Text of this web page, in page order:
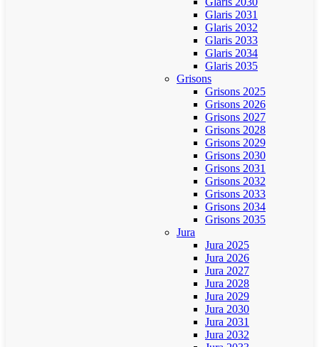
Glaris 2031
Glaris 2032
Glaris 2033
Glaris 2034
Glaris 2035
Grisons
Grisons 2025
Grisons 2026
Grisons 2027
Grisons 2028
Grisons 2029
Grisons 2030
Grisons 2031
Grisons 2032
Grisons 2033
Grisons 2034
Grisons 2035
Jura
Jura 2025
Jura 2026
Jura 2027
Jura 2028
Jura 2029
Jura 2030
Jura 2031
Jura 2032